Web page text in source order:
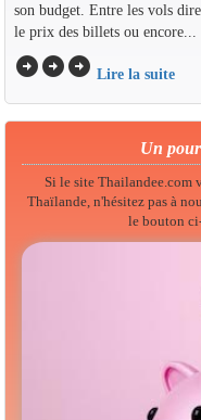
son budget. Entre les vols
le prix des billets ou encore...
arrow_circle_rightarrow_circle_rightarrow_circle_right Lire la suite
Un
Si le site Thailandee.com
Thaïlande, n'hésitez pas à
le bouton